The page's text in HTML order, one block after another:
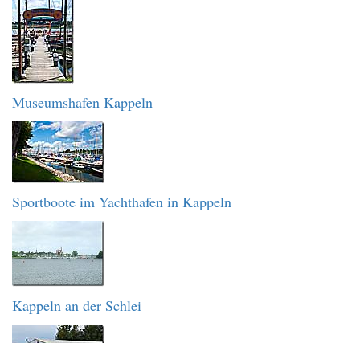
Museumshafen Kappeln
Sportboote im Yachthafen in Kappeln
Kappeln an der Schlei